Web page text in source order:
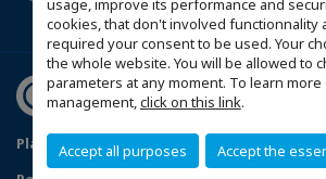
usage, improve its performance and
cookies, that don't involved functionnality
required your consent to be used. Your
the whole website. You will be allowed to
parameters at any moment. To learn
management,click on this link.
Accept all purposes Accept the
Plan d'accès Genève
Mentions légales